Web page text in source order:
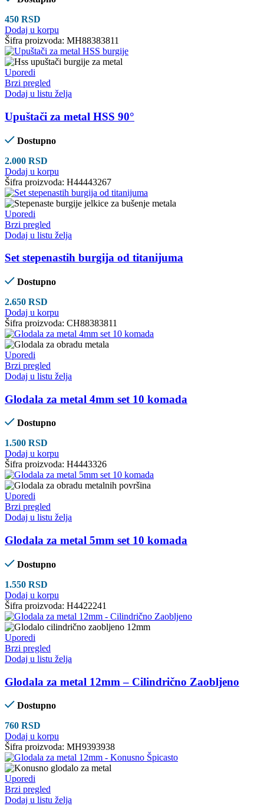
450 RSD
Dodaj u korpu
Šifra proizvoda: MH88383811
Uporedi
Brzi pregled
Dodaj u listu želja
Upuštači za metal HSS 90°
Dostupno
2.000 RSD
Dodaj u korpu
Šifra proizvoda: H44443267
Uporedi
Brzi pregled
Dodaj u listu želja
Set stepenastih burgija od titanijuma
Dostupno
2.650 RSD
Dodaj u korpu
Šifra proizvoda: CH88383811
Uporedi
Brzi pregled
Dodaj u listu želja
Glodala za metal 4mm set 10 komada
Dostupno
1.500 RSD
Dodaj u korpu
Šifra proizvoda: H4443326
Uporedi
Brzi pregled
Dodaj u listu želja
Glodala za metal 5mm set 10 komada
Dostupno
1.550 RSD
Dodaj u korpu
Šifra proizvoda: H4422241
Uporedi
Brzi pregled
Dodaj u listu želja
Glodala za metal 12mm – Cilindrično Zaobljeno
Dostupno
760 RSD
Dodaj u korpu
Šifra proizvoda: MH9393938
Uporedi
Brzi pregled
Dodaj u listu želja